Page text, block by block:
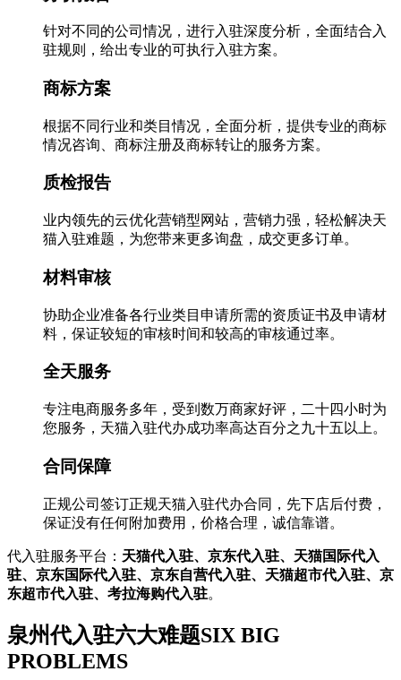
针对不同的公司情况，进行入驻深度分析，全面结合入
驻规则，给出专业的可执行入驻方案。
商标方案
根据不同行业和类目情况，全面分析，提供专业的商标
情况咨询、商标注册及商标转让的服务方案。
质检报告
业内领先的云优化营销型网站，营销力强，轻松解决天
猫入驻难题，为您带来更多询盘，成交更多订单。
材料审核
协助企业准备各行业类目申请所需的资质证书及申请材
料，保证较短的审核时间和较高的审核通过率。
全天服务
专注电商服务多年，受到数万商家好评，二十四小时为
您服务，天猫入驻代办成功率高达百分之九十五以上。
合同保障
正规公司签订正规天猫入驻代办合同，先下店后付费，
保证没有任何附加费用，价格合理，诚信靠谱。
代入驻服务平台： 天猫代入驻、京东代入驻、天猫国际代入
驻、京东国际代入驻、京东自营代入驻、天猫超市代入驻、京
东超市代入驻、考拉海购代入驻。
泉州代入驻六大难题SIX BIG
PROBLEMS